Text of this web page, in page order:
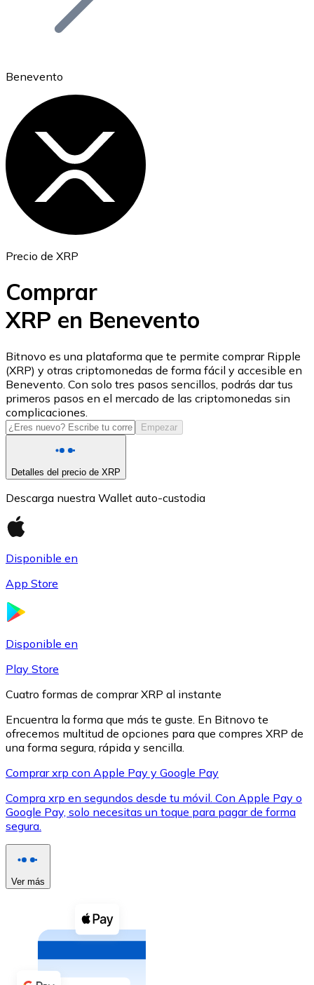
Ethereum
USD Coin
USDC
Litecoin
LTC
Ver todo
Compra criptomonedas con efectivo en tu tienda más
Comprar con efectivo
Transferencia SEPA
Añade fondos a tu cuenta Bitnovo o realiza compras
Benevento
Precio de XRP
Comprar
XRP en Benevento
Bitnovo es una plataforma que te permite comprar Ripple
(XRP) y otras criptomonedas de forma fácil y accesible en
Benevento. Con solo tres pasos sencillos, podrás dar tus
primeros pasos en el mercado de las criptomonedas sin
complicaciones.
Empezar
Detalles del precio de XRP
Descarga nuestra Wallet auto-custodia
Disponible en
App Store
Disponible en
Play Store
Cuatro formas de comprar XRP al instante
Encuentra la forma que más te guste. En Bitnovo te
ofrecemos multitud de opciones para que compres XRP de
una forma segura, rápida y sencilla.
Comprar xrp con Apple Pay y Google Pay
Compra xrp en segundos desde tu móvil. Con Apple Pay o
Google Pay, solo necesitas un toque para pagar de forma
segura.
Ver más